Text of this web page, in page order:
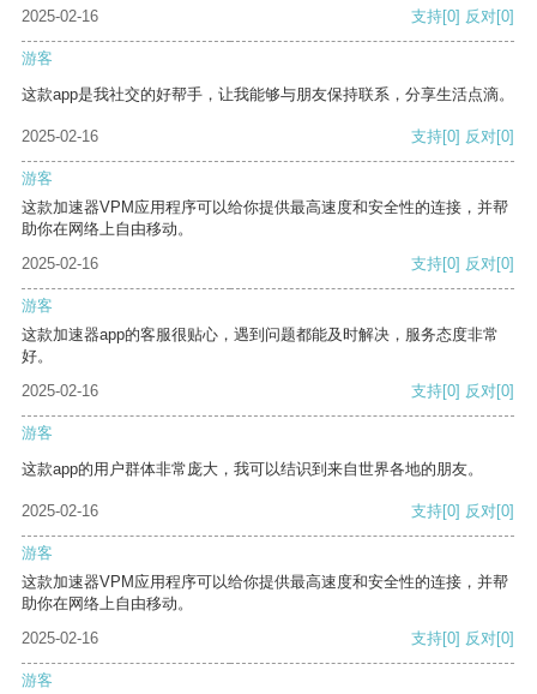
2025-02-16
支持[0] 反对[0]
游客
这款app是我社交的好帮手，让我能够与朋友保持联系，分享生活点滴。
2025-02-16 支持[0] 反对[0]
游客
这款加速器VPM应用程序可以给你提供最高速度和安全性的连接，并帮
助你在网络上自由移动。
2025-02-16
支持[0] 反对[0]
游客
这款加速器app的客服很贴心，遇到问题都能及时解决，服务态度非常
好。
2025-02-16
支持[0] 反对[0]
游客
这款app的用户群体非常庞大，我可以结识到来自世界各地的朋友。
2025-02-16 支持[0] 反对[0]
游客
这款加速器VPM应用程序可以给你提供最高速度和安全性的连接，并帮
助你在网络上自由移动。
2025-02-16
支持[0] 反对[0]
游客